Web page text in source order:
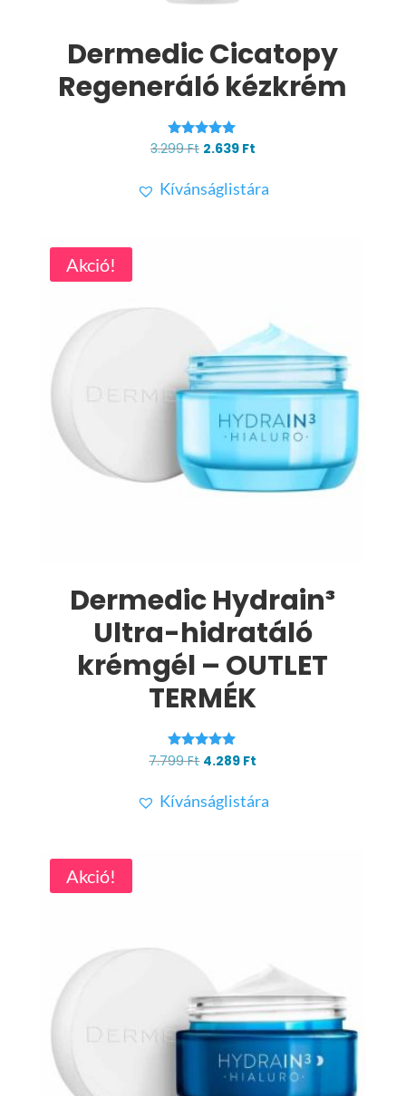
Dermedic Cicatopy
Regeneráló kézkrém
Értékelés:
3.299Ft Original
was:
2.639 FtCurrent
is:
Kívánságlistára
Akció!
Dermedic Hydrain³
Ultra-hidratáló
krémgél – OUTLET
TERMÉK
Értékelés:
5.00
7.799Ft Original
was:
4.289 Ft
is:
Kívánságlistára
Akció!